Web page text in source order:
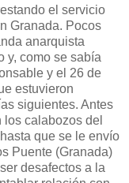
el servicio
Granada. Pocos
anarquista
y, como se sabía
y el 26 de
estuvieron
siguientes. Antes
calabozos del
que se le envío
Puente (Granada)
desafectos a la